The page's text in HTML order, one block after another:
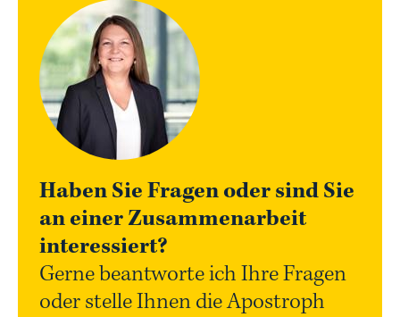
Haben Sie Fragen oder sind Sie
an einer Zusammenarbeit
interessiert?
Gerne beantworte ich Ihre Fragen
oder stelle Ihnen die Apostroph